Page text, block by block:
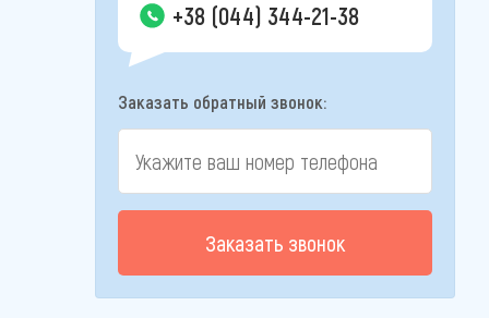
+38 (044) 344-21-38
Заказать обратный звонок:
Заказать звонок